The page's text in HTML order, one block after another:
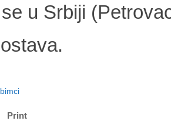
u Srbiji
Print